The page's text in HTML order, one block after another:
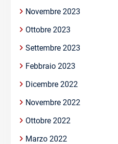
Novembre 2023
Ottobre 2023
Settembre 2023
Febbraio 2023
Dicembre 2022
Novembre 2022
Ottobre 2022
Marzo 2022